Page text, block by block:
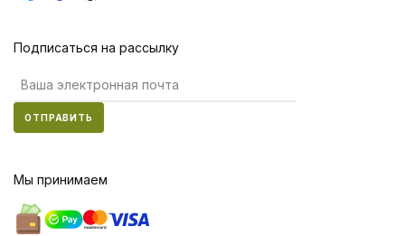
Подписаться на рассылку
ОТПРАВИТЬ
Мы принимаем